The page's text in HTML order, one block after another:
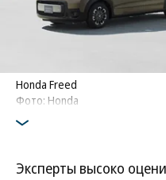
Honda Freed
Фото: Honda
Эксперты высоко